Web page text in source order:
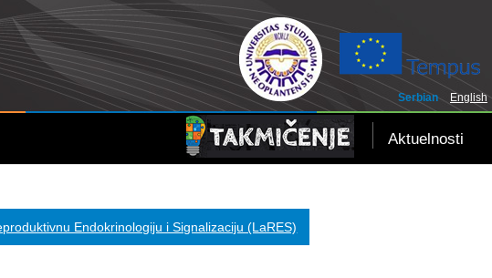
Serbian English
Aktuelnosti
Endokrinologiju i Signalizaciju (LaRES)